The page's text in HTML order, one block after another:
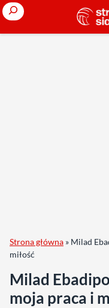
Search
Strona główna » Milad
miłość
Milad
moja praca i